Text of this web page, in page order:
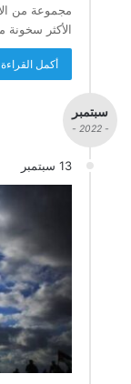
مجموعة من
الأكثر
أكمل
سبتمبر
- 2022 -
13 سبتمبر